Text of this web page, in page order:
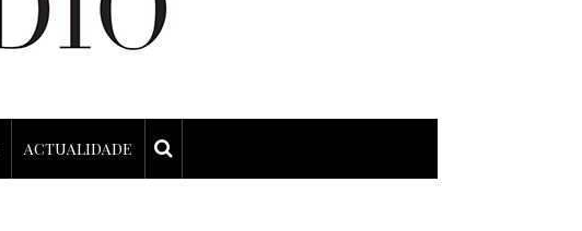
ACTUALIDADE